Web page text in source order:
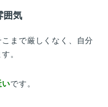
囲気
まで厳しくなく、自分
。
いです。